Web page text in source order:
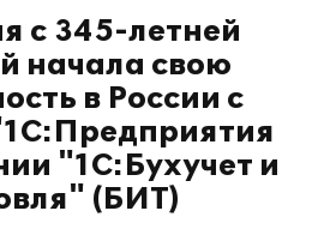
с 345-летней
начала свою
в России с
"1С:Бухучет и
(БИТ)